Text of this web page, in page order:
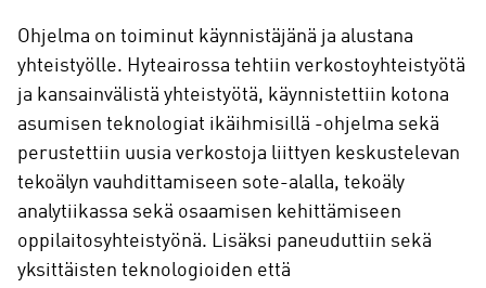
Ohjelma on toiminut käynnistäjänä ja alustana
yhteistyölle. Hyteairossa tehtiin verkostoyhteistyötä
ja kansainvälistä yhteistyötä, käynnistettiin kotona
asumisen teknologiat ikäihmisillä -ohjelma sekä
perustettiin uusia verkostoja liittyen keskustelevan
tekoälyn vauhdittamiseen sote-alalla, tekoäly
analytiikassa sekä osaamisen kehittämiseen
oppilaitosyhteistyönä. Lisäksi paneuduttiin sekä
yksittäisten teknologioiden että